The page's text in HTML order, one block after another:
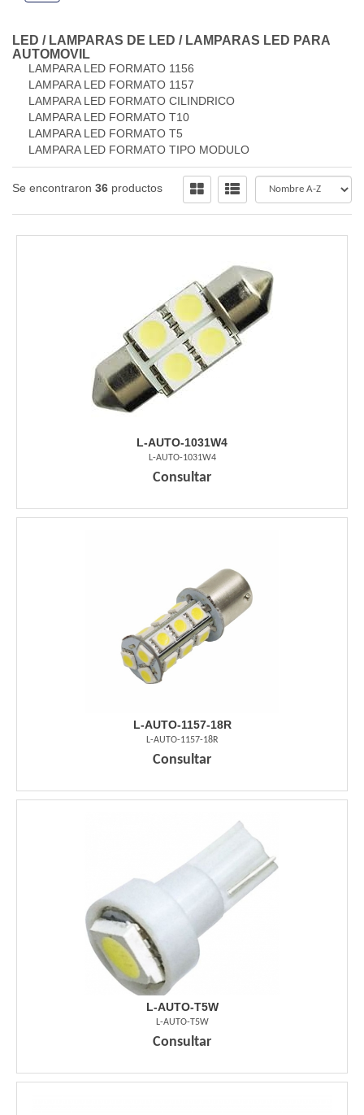
LED / LAMPARAS DE LED / LAMPARAS LED PARA
AUTOMOVIL
LAMPARA LED FORMATO 1156
LAMPARA LED FORMATO 1157
LAMPARA LED FORMATO CILINDRICO
LAMPARA LED FORMATO T10
LAMPARA LED FORMATO T5
LAMPARA LED FORMATO TIPO MODULO
Se encontraron 36 productos
L-AUTO-1031W4
L-AUTO-1031W4
Consultar
L-AUTO-1157-18R
L-AUTO-1157-18R
Consultar
L-AUTO-T5W
L-AUTO-T5W
Consultar